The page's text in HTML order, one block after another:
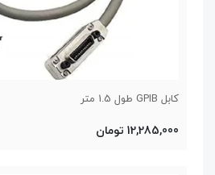
کابل GPIB طول 1.5 متر
12,285,000 تومان